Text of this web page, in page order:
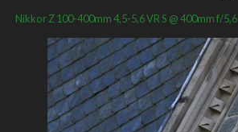
Nikkor Z 100-400mm 4,5-5,6 VR S @ 400mm f/5,6